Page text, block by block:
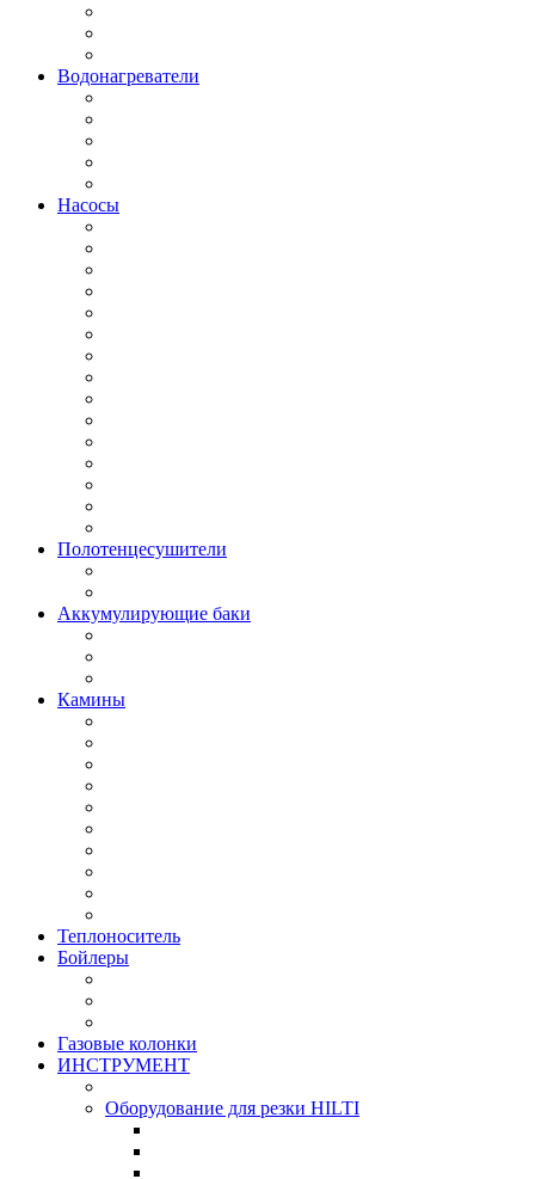
Водонагреватели
Насосы
Полотенцесушители
Аккумулирующие баки
Камины
Теплоноситель
Бойлеры
Газовые колонки
ИНСТРУМЕНТ
Оборудование для резки HILTI